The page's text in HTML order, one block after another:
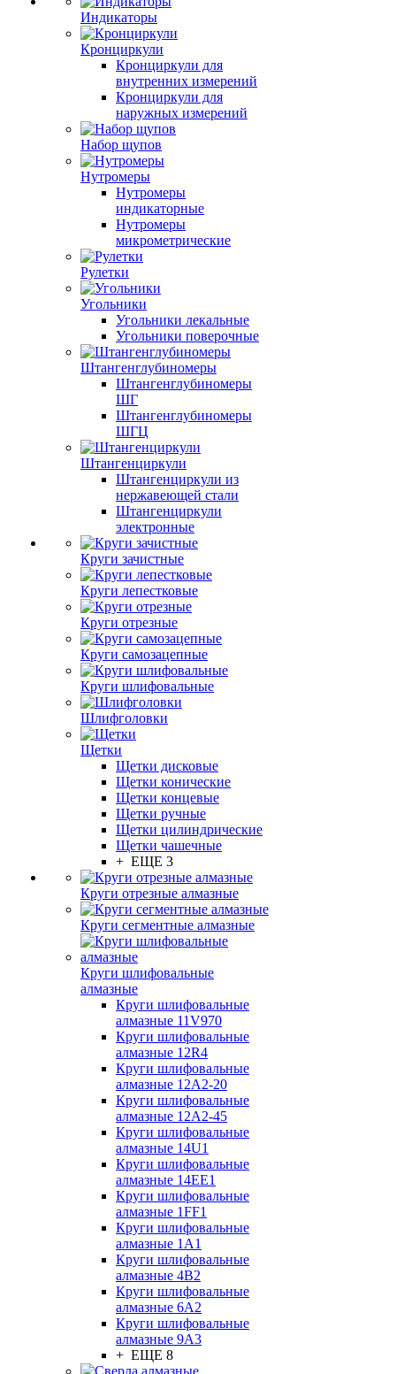
Индикаторы
Кронциркули
Кронциркули для
внутренних измерений
Кронциркули для
наружных измерений
Набор щупов
Нутромеры
Нутромеры
индикаторные
Нутромеры
микрометрические
Рулетки
Угольники
Угольники лекальные
Угольники поверочные
Штангенглубиномеры
Штангенглубиномеры
ШГ
Штангенглубиномеры
ШГЦ
Штангенциркули
Штангенциркули из
нержавеющей стали
Штангенциркули
электронные
Круги зачистные
Круги лепестковые
Круги отрезные
Круги самозацепные
Круги шлифовальные
Шлифголовки
Щетки
Щетки дисковые
Щетки конические
Щетки концевые
Щетки ручные
Щетки цилиндрические
Щетки чашечные
+ ЕЩЕ 3
Круги отрезные алмазные
Круги сегментные алмазные
Круги шлифовальные
алмазные
Круги шлифовальные
алмазные 11V970
Круги шлифовальные
алмазные 12R4
Круги шлифовальные
алмазные 12А2-20
Круги шлифовальные
алмазные 12А2-45
Круги шлифовальные
алмазные 14U1
Круги шлифовальные
алмазные 14ЕЕ1
Круги шлифовальные
алмазные 1FF1
Круги шлифовальные
алмазные 1А1
Круги шлифовальные
алмазные 4В2
Круги шлифовальные
алмазные 6A2
Круги шлифовальные
алмазные 9А3
+ ЕЩЕ 8